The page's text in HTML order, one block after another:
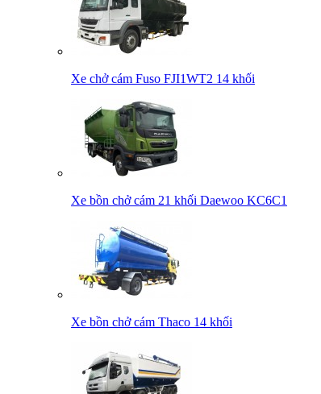
Xe chở cám Fuso FJI1WT2 14 khối
Xe bồn chở cám 21 khối Daewoo KC6C1
Xe bồn chở cám Thaco 14 khối